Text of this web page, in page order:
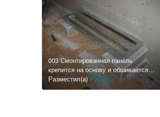
003 Смонтированная панель
крепится на основу и обшивается
со второй стороны ГКЛ
Разместил(а)Patishon